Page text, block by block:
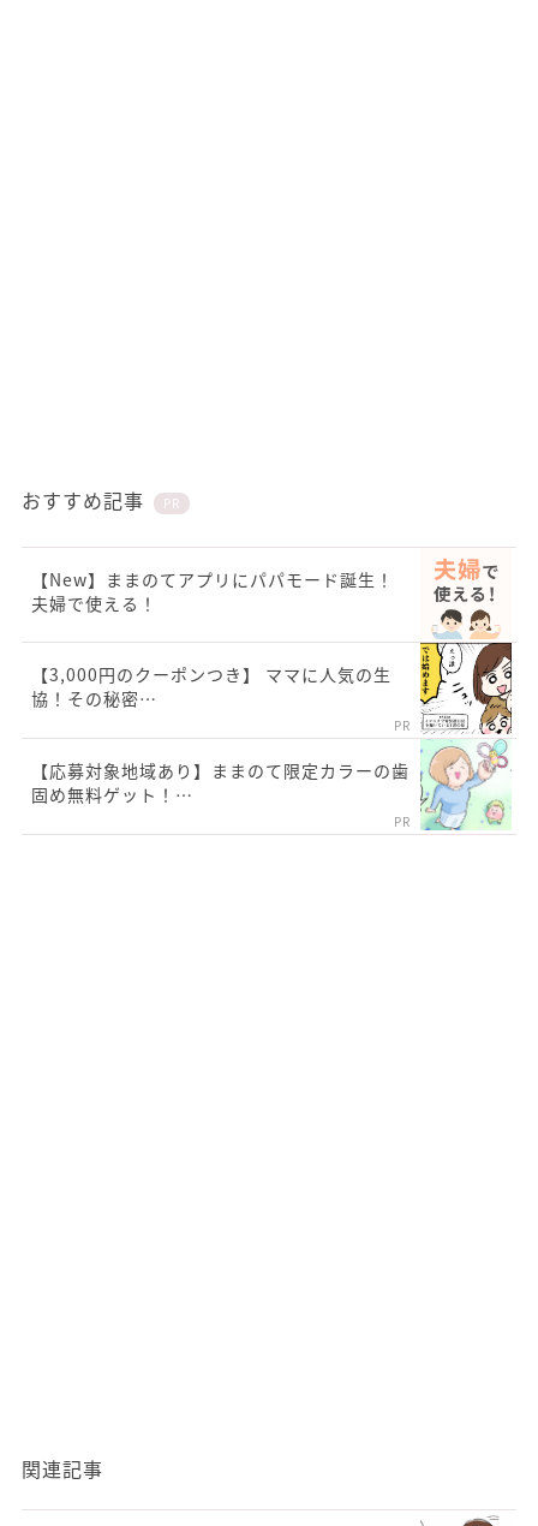
おすすめ記事 PR
【New】ままのてアプリにパパモード誕生！
夫婦で使える！
【3,000円のクーポンつき】 ママに人気の生
協！その秘密…
PR
【応募対象地域あり】ままのて限定カラーの歯
固め無料ゲット！…
PR
関連記事